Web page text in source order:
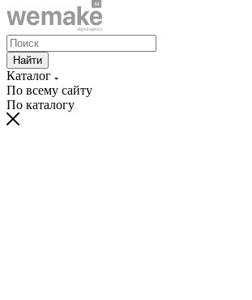
Найти
Каталог
По всему сайту
По каталогу